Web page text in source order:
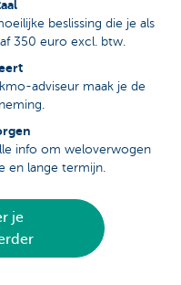
beslissing die je als
350 euro excl. btw.
adviseur maak je de
info om weloverwogen
en lange termijn.
je